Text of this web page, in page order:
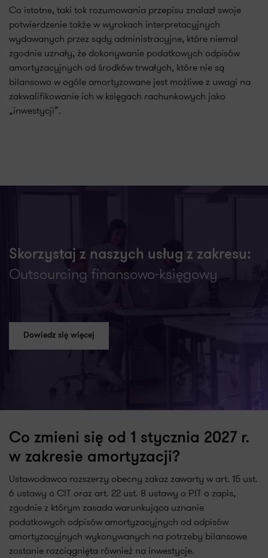
Co istotne, taki tok rozumowania przepisu znalazł swoje
potwierdzenie także w wyrokach interpretacyjnych
wydawanych przez sądy administracyjne, które niemal
zgodnie uznały, że dokonywanie podatkowych odpisów
amortyzacyjnych od środków trwałych, które nie są
bilansowo w ogóle amortyzowane jest możliwe z uwagi na
zakwalifikowanie ich w księgach rachunkowych jako
„inwestycji”.
Skorzystaj z naszych usług z zakresu:
Outsourcing finansowo-księgowy
Dowiedz się więcej
Co zmieni się od 1 stycznia 2027 r.
w zakresie amortyzacji?
Ustawodawca rozszerzy obecny zakaz zawarty w art. 15 ust.
6 ustawy o CIT oraz art. 22 ust. 8 ustawy o PIT o zapis,
zgodnie z którym zasada warunkująca uznanie
podatkowych odpisów amortyzacyjnych od odpisów
amortyzacyjnych wykonywanych na potrzeby bilansowe
zostanie rozciągnięta również na inwestycje.